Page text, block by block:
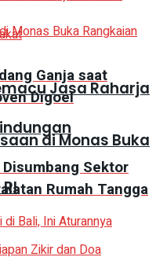
Jasa Raharja
di Monas Buka
Ganja saat
Digoel
Sektor
Rumah Tangga